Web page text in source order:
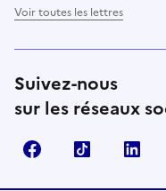
Voir toutes les lettres
Suivez-nous
sur les réseaux
FacebookTikTok